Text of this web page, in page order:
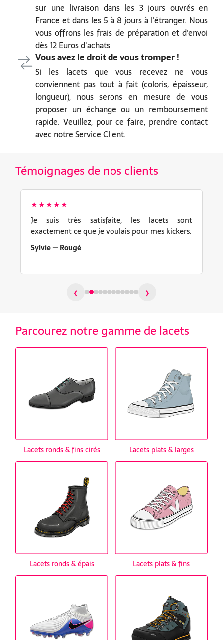
sur une livraison dans les 3 jours ouvrés en
France et dans les 5 à 8 jours à l'étranger. Nous
vous offrons les frais de préparation et d'envoi
dès 12 Euros d'achats.
Vous avez le droit de vous tromper !
Si les lacets que vous recevez ne vous
conviennent pas tout à fait (coloris, épaisseur,
longueur), nous serons en mesure de vous
proposer un échange ou un remboursement
rapide. Veuillez, pour ce faire, prendre contact
avec notre Service Client.
Témoignages de nos clients
★★★★★
Je suis très satisfaite, les lacets sont
exactement ce que je voulais pour mes kickers.
Sylvie — Rougé
‹ ›
Parcourez notre gamme de lacets
Lacets ronds & fins cirés Lacets plats & larges
Lacets ronds & épais Lacets plats & fins